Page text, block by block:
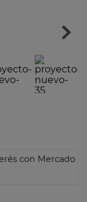
con Mercado